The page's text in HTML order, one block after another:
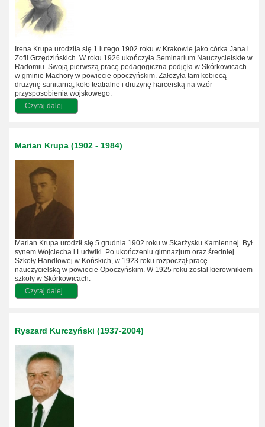
Irena Krupa urodziła się 1 lutego 1902 roku w Krakowie jako córka Jana i
Zofii Grzędzińskich. W roku 1926 ukończyła Seminarium Nauczycielskie w
Radomiu. Swoją pierwszą pracę pedagogiczna podjęła w Skórkowicach
w gminie Machory w powiecie opoczyńskim. Założyła tam kobiecą
drużynę sanitarną, koło teatralne i drużynę harcerską na wzór
przysposobienia wojskowego.
Czytaj dalej...
Marian Krupa (1902 - 1984)
Marian Krupa urodził się 5 grudnia 1902 roku w Skarżysku Kamiennej. Był
synem Wojciecha i Ludwiki. Po ukończeniu gimnazjum oraz średniej
Szkoły Handlowej w Końskich, w 1923 roku rozpoczął pracę
nauczycielską w powiecie Opoczyńskim. W 1925 roku został kierownikiem
szkoły w Skórkowicach.
Czytaj dalej...
Ryszard Kurczyński (1937-2004)